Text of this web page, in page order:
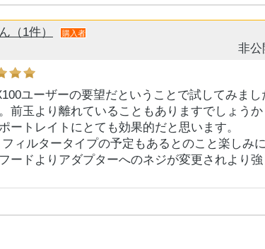
（1件） 購入者
非公
ユーザーの要望だということで試してみま
前玉より離れていることもありますでしょうか
ートレイトにとても効果的だと思います。
ィルタータイプの予定もあるとのこと楽しみに
ードよりアダプターへのネジが変更されより